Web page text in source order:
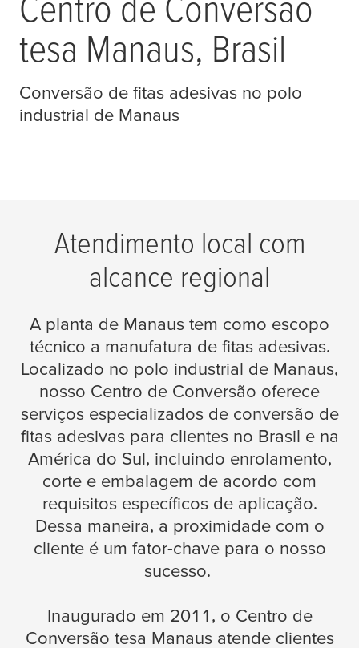
tesa Manaus, Brasil
Conversão de fitas adesivas no polo
industrial de Manaus
Atendimento local com
alcance regional
A planta de Manaus tem como escopo
técnico a manufatura de fitas adesivas.
Localizado no polo industrial de Manaus,
nosso Centro de Conversão oferece
serviços especializados de conversão de
fitas adesivas para clientes no Brasil e na
América do Sul, incluindo enrolamento,
corte e embalagem de acordo com
requisitos específicos de aplicação.
Dessa maneira, a proximidade com o
cliente é um fator-chave para o nosso
sucesso.
Inaugurado em 2011, o Centro de
Conversão tesa Manaus atende clientes